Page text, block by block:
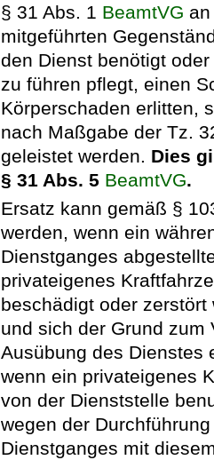
§ 31 Abs. 1 BeamtVG
mitgeführten
den Dienst benötigt
zu führen pflegt, einen
Körperschaden erlitten,
nach Maßgabe der Tz.
geleistet werden. Dies
§ 31 Abs. 5 BeamtVG.
Ersatz kann gemäß §
werden, wenn ein
Dienstganges
privateigenes
beschädigt oder
und sich der Grund zum
Ausübung des Dienstes
wenn ein privateigenes
von der Dienststelle
wegen der
Dienstganges mit